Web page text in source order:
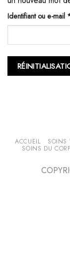
Identifiant ou e-mail
ACCUEIL SOINS
SOINS DU